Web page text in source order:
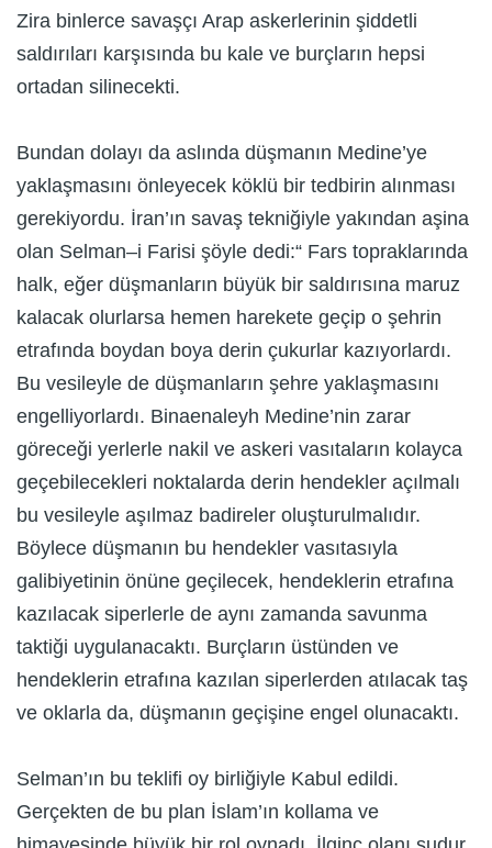
Zira binlerce savaşçı Arap askerlerinin şiddetli
saldırıları karşısında bu kale ve burçların hepsi
ortadan silinecekti.
Bundan dolayı da aslında düşmanın Medine’ye
yaklaşmasını önleyecek köklü bir tedbirin alınması
gerekiyordu. İran’ın savaş tekniğiyle yakından aşina
olan Selman–i Farisi şöyle dedi:“ Fars topraklarında
halk, eğer düşmanların büyük bir saldırısına maruz
kalacak olurlarsa hemen harekete geçip o şehrin
etrafında boydan boya derin çukurlar kazıyorlardı.
Bu vesileyle de düşmanların şehre yaklaşmasını
engelliyorlardı. Binaenaleyh Medine’nin zarar
göreceği yerlerle nakil ve askeri vasıtaların kolayca
geçebilecekleri noktalarda derin hendekler açılmalı
bu vesileyle aşılmaz badireler oluşturulmalıdır.
Böylece düşmanın bu hendekler vasıtasıyla
galibiyetinin önüne geçilecek, hendeklerin etrafına
kazılacak siperlerle de aynı zamanda savunma
taktiği uygulanacaktı. Burçların üstünden ve
hendeklerin etrafına kazılan siperlerden atılacak taş
ve oklarla da, düşmanın geçişine engel olunacaktı.
Selman’ın bu teklifi oy birliğiyle Kabul edildi.
Gerçekten de bu plan İslam’ın kollama ve